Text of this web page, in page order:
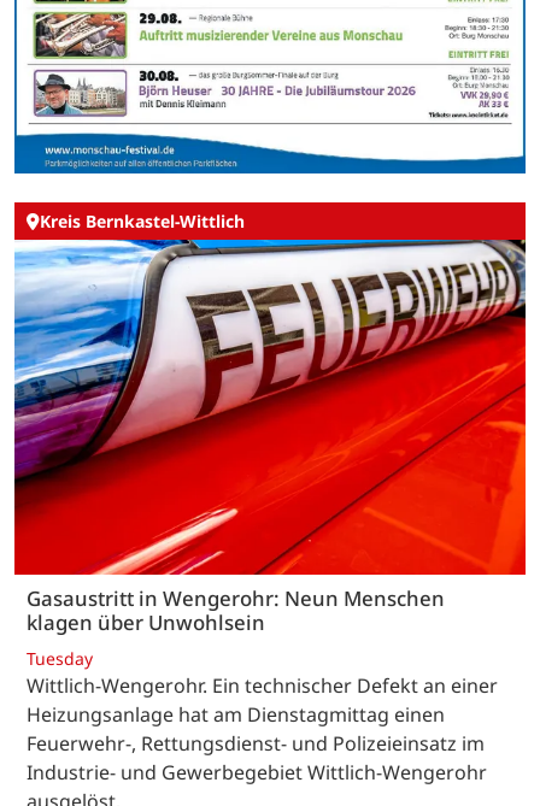
Kreis Bernkastel-Wittlich
Gasaustritt in Wengerohr: Neun Menschen
klagen über Unwohlsein
Tuesday
Wittlich-Wengerohr. Ein technischer Defekt an einer
Heizungsanlage hat am Dienstagmittag einen
Feuerwehr-, Rettungsdienst- und Polizeieinsatz im
Industrie- und Gewerbegebiet Wittlich-Wengerohr